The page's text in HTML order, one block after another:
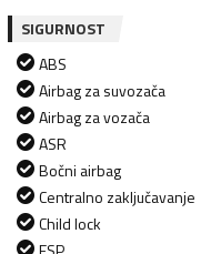
SIGURNOST
ABS
Airbag za suvozača
Airbag za vozača
ASR
Bočni airbag
Centralno zaključavanje
Child lock